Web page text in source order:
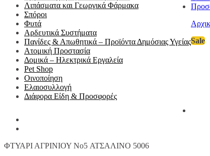
Λιπάσματα και Γεωργικά Φάρμακα
Σπόροι
Φυτά
Αρδευτικά Συστήματα
Παγίδες & Απωθητικά – Προϊόντα Δημόσιας Υγείας
Ατομική Προστασία
Δομικά – Ηλεκτρικά Εργαλεία
Pet Shop
Οινοποίηση
Ελαιοσυλλογή
Διάφορα Είδη & Προσφορές
Sale
ΦΤΥΑΡΙ ΑΓΡΙΝΙΟΥ No5 ΑΤΣΑΛΙΝΟ 5006